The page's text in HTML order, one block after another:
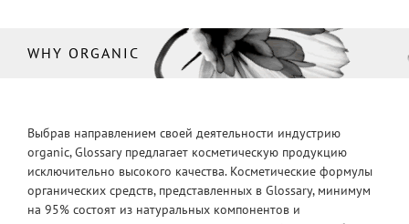
WHY ORGANIC
Выбрав направлением своей деятельности индустрию
organic, Glossary предлагает косметическую продукцию
исключительно высокого качества. Косметические формулы
органических средств, представленных в Glossary, минимум
на 95% состоят из натуральных компонентов и